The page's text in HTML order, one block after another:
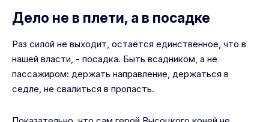
Дело не в плети, а в посадке
Раз силой не выходит, остаётся единственное, что в
нашей власти, - посадка. Быть всадником, а не
пассажиром: держать направление, держаться в
седле, не свалиться в пропасть.